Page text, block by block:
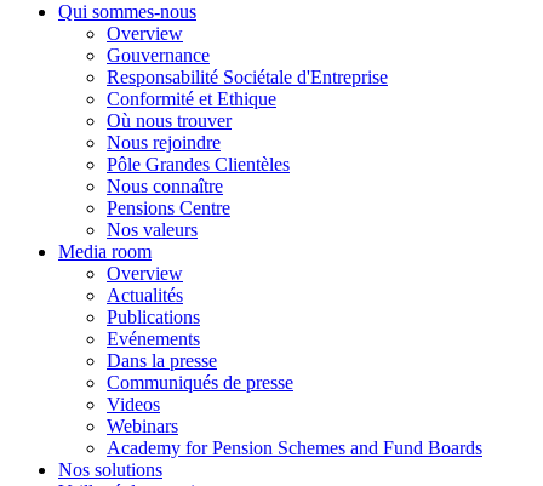
Qui sommes-nous
Overview
Gouvernance
Responsabilité Sociétale d'Entreprise
Conformité et Ethique
Où nous trouver
Nous rejoindre
Pôle Grandes Clientèles
Nous connaître
Pensions Centre
Nos valeurs
Media room
Overview
Actualités
Publications
Evénements
Dans la presse
Communiqués de presse
Videos
Webinars
Academy for Pension Schemes and Fund Boards
Nos solutions